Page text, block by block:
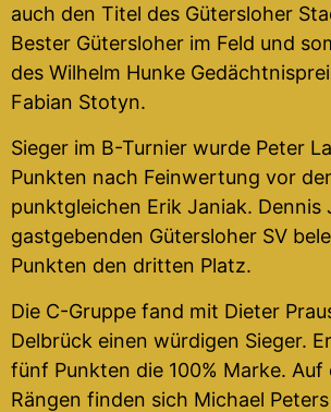
auch den Titel des Gütersloher
Bester Gütersloher im Feld und
des Wilhelm Hunke
Fabian Stotyn.
Sieger im B-Turnier wurde Peter
Punkten nach Feinwertung vor
punktgleichen Erik Janiak. Dennis
gastgebenden Gütersloher SV
Punkten den dritten Platz.
Die C-Gruppe fand mit Dieter
Delbrück einen würdigen Sieger.
fünf Punkten die 100% Marke.
Rängen finden sich Michael